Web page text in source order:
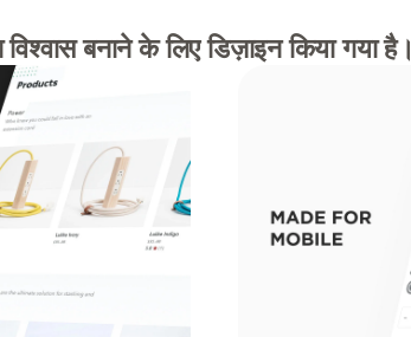
बनाने के लिए डिज़ाइन किया गया है।